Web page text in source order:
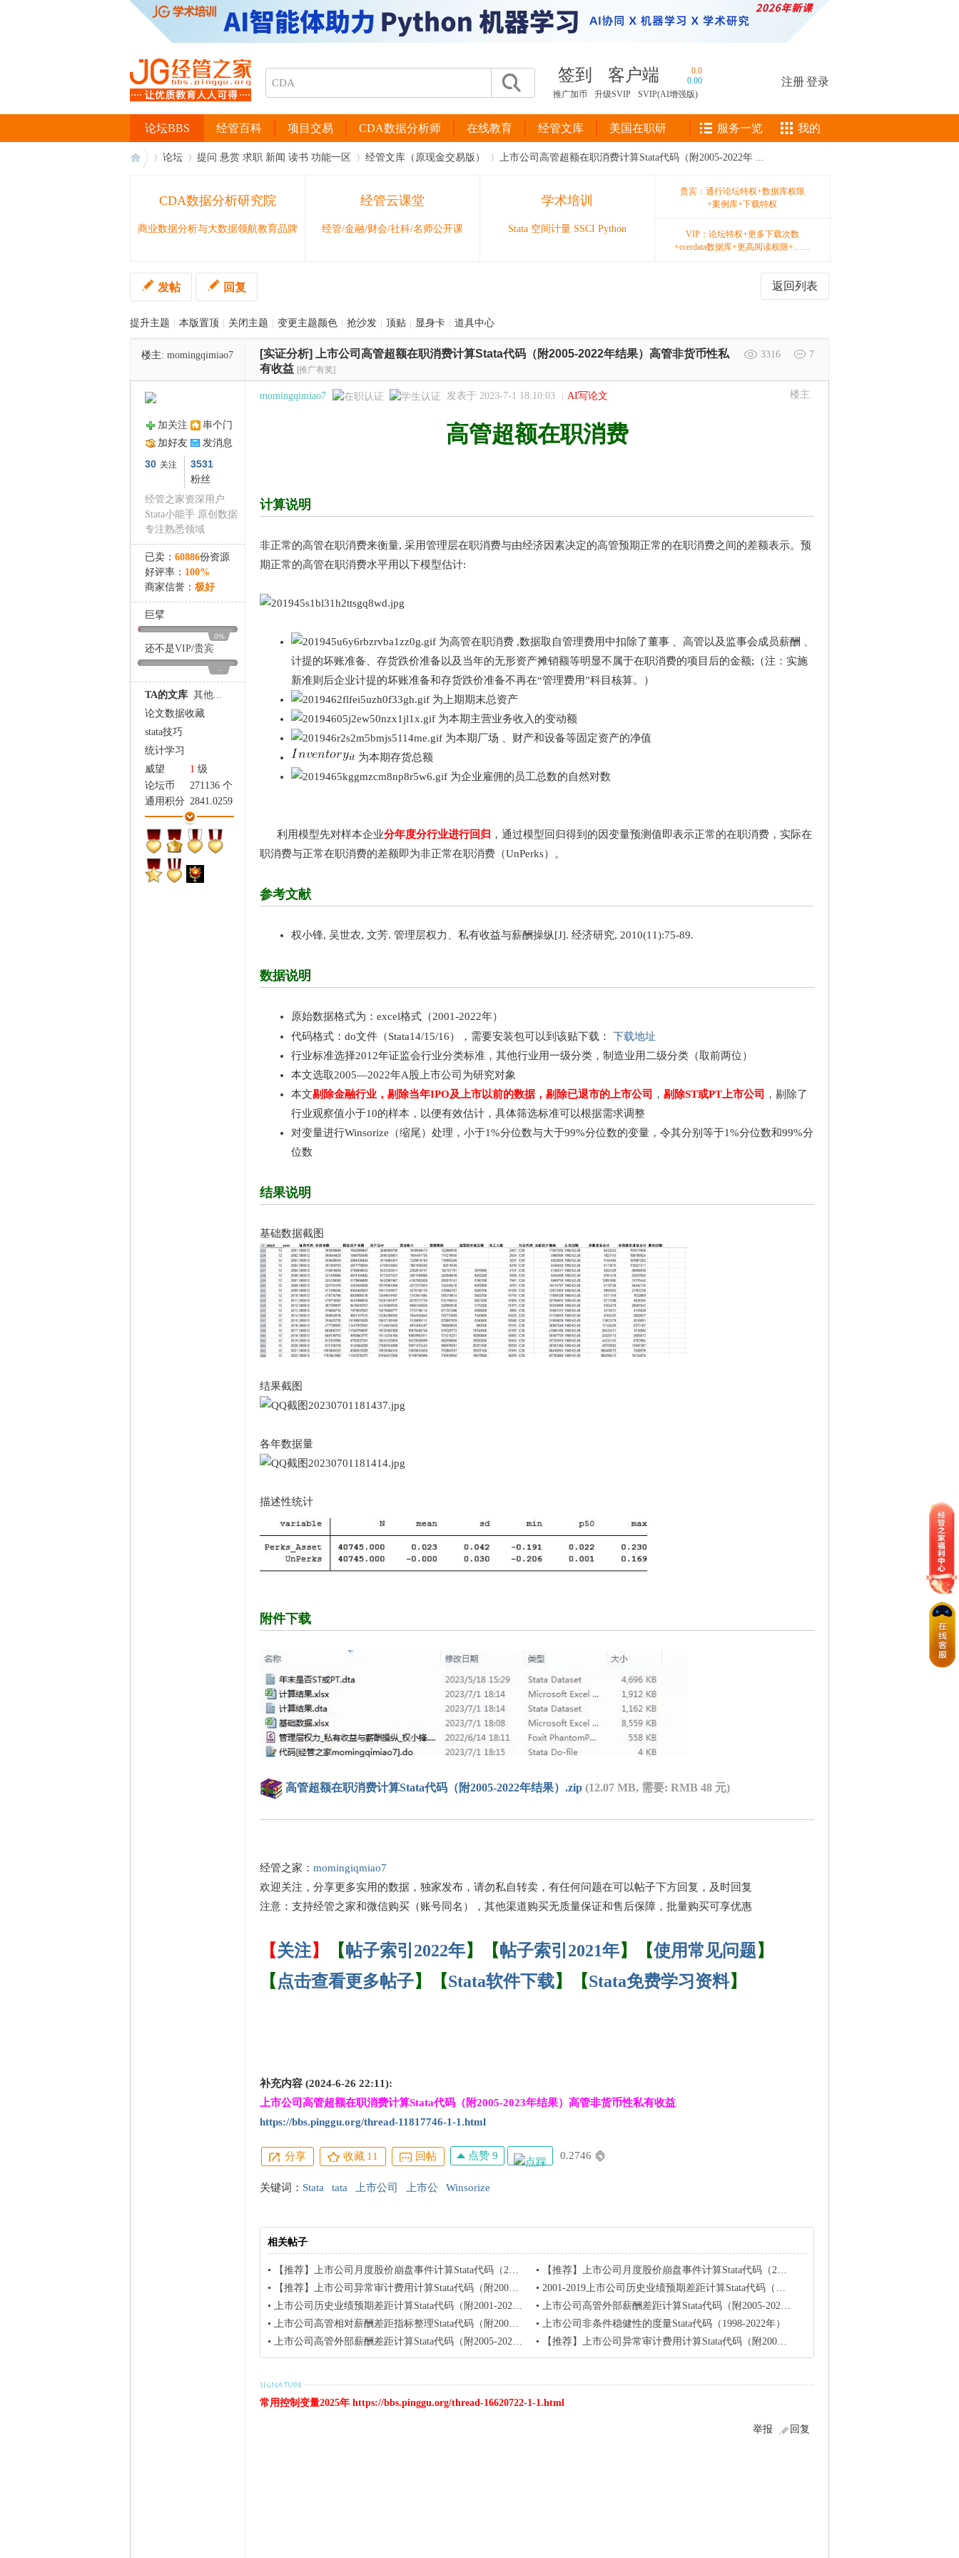
签到 客户端
0.0
0.00
推广加币
升级SVIP SVIP(AI增强版)
注册登录
经管百科 项目交易 CDA数据分析师 在线教育 经管文库 美国在职研
论坛BBS 服务一览 我的
论坛 提问 悬赏 求职 新闻 读书 功能一区 经管文库（原现金交易版） 上市公司高管超额在职消费计算Stata代码（附2005-2022年 ...
CDA数据分析研究院
商业数据分析与大数据领航教育品牌
经管云课堂
经管/金融/财会/社科/名师公开课
学术培训
Stata 空间计量 SSCI Python
贵宾：通行论坛特权+数据库权限
+案例库+下载特权
VIP：论坛特权+更多下载次数
+ccerdata数据库+更高阅读权限+……
返回列表
发帖 回复
提升主题 本版置顶 关闭主题 变更主题颜色 抢沙发 顶贴 显身卡 道具中心
楼主: momingqimiao7 3316 7
[实证分析]
上市公司高管超额在职消费计算Stata代码（附2005-2022年结果）高管非货币性私
有收益 [推广有奖]
加关注
串个门
加好友
发消息
30 关注 3531
粉丝
经管之家资深用户
Stata小能手 原创数据
专注熟悉领域
已卖： 60886份资源
好评率： 100%
商家信誉： 极好
巨擘
0%
还不是VIP/贵宾
-
TA的文库 其他...
论文数据收藏
stata技巧
统计学习
威望
1 级
论坛币
271136 个
通用积分 2841.0259
学术水平
3642 点
热心指数
3547 点
信用等级
3377 点
经验
485562 点
帖子
19337
楼主
momingqimiao7 发表于 2023-7-1 18:10:03 AI写论文
高管超额在职消费
计算说明
非正常的高管在职消费来衡量, 采用管理层在职消费与由经济因素决定的高管预期正常的在职消费之间的差额表示。预
期正常的高管在职消费水平用以下模型估计:
为高管在职消费 ,数据取自管理费用中扣除了董事 、高管以及监事会成员薪酬 、
计提的坏账准备、存货跌价准备以及当年的无形资产摊销额等明显不属于在职消费的项目后的金额;（注：实施
新准则后企业计提的坏账准备和存货跌价准备不再在“管理费用”科目核算。）
为上期期末总资产
为本期主营业务收入的变动额
为本期厂场 、财产和设备等固定资产的净值
为本期存货总额
为企业雇佣的员工总数的自然对数
利用模型先对样本企业分年度分行业进行回归 ，通过模型回归得到的因变量预测值即表示正常的在职消费，实际在
职消费与正常在职消费的差额即为非正常在职消费（UnPerks）。
参考文献
权小锋, 吴世农, 文芳. 管理层权力、私有收益与薪酬操纵[J]. 经济研究, 2010(11):75-89.
数据说明
原始数据格式为：excel格式（2001-2022年）
代码格式：do文件（Stata14/15/16），需要安装包可以到该贴下载： 下载地址
行业标准选择2012年证监会行业分类标准，其他行业用一级分类，制造业用二级分类（取前两位）
本文选取2005—2022年A股上市公司为研究对象
本文剔除金融行业，剔除当年IPO及上市以前的数据，剔除已退市的上市公司 ， 剔除ST或PT上市公司
，剔除了
行业观察值小于10的样本，以便有效估计，具体筛选标准可以根据需求调整
对变量进行Winsorize（缩尾）处理，小于1%分位数与大于99%分位数的变量，令其分别等于1%分位数和99%分
位数
结果说明
基础数据截图
结果截图
各年数据量
描述性统计
附件下载
高管超额在职消费计算Stata代码（附2005-2022年结果）.zip (12.07 MB, 需要: RMB 48 元)
经管之家： momingiqmiao7
欢迎关注，分享更多实用的数据，独家发布，请勿私自转卖，有任何问题在可以帖子下方回复，及时回复
注意：支持经管之家和微信购买（账号同名），其他渠道购买无质量保证和售后保障，批量购买可享优惠
【关注】 【帖子索引2022年】【帖子索引2021年】【使用常见问题】
【 点击查看更多帖子】【Stata软件下载】【Stata免费学习资料】
补充内容 (2024-6-26 22:11):
上市公司高管超额在职消费计算Stata代码（附2005-2023年结果）高管非货币性私有收益
https://bbs.pinggu.org/thread-11817746-1-1.html
分享 收藏 11 回帖 点赞 9 0.2746
关键词： Stata tata 上市公司 上市公 Winsorize
相关帖子
• 【推荐】上市公司月度股价崩盘事件计算Stata代码（2000-2020年） •
【推荐】上市公司月度股价崩盘事件计算Stata代码（2000-2022年）
•
【推荐】上市公司异常审计费用计算Stata代码（附2008-2020年数据） • 2001-2019上市公司历史业绩预期差距计算Stata代码（附2001-2019年数据和结果）
• 上市公司历史业绩预期差距计算Stata代码（附2001-2021年数据和结果） • 上市公司高管外部薪酬差距计算Stata代码（附2005-2020年数据和结果）
• 上市公司高管相对薪酬差距指标整理Stata代码（附2005-2021年数据） • 上市公司非条件稳健性的度量Stata代码（1998-2022年）
• 上市公司高管外部薪酬差距计算Stata代码（附2005-2022年数据和结果） ] • 【推荐】上市公司异常审计费用计算Stata代码（附2008-2022年数据）
常用控制变量2025年 https://bbs.pinggu.org/thread-16620722-1-1.html
回复
举报